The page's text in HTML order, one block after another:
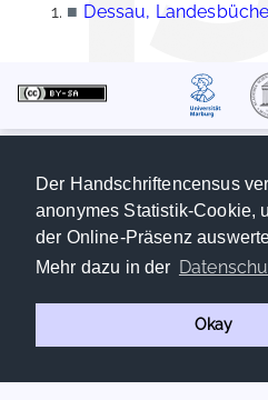
Der Handschriftencensus
anonymes Statistik-Cookie,
der Online-Präsenz
Mehr dazu in der
Okay
■ Dessau,